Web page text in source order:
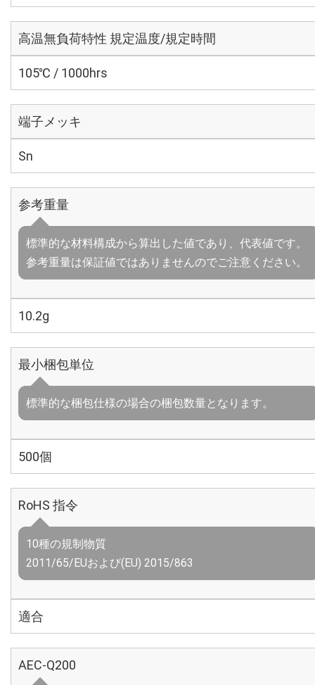
高温無負荷特性 規定温度/規定時間
105℃ / 1000hrs
端子メッキ
Sn
参考重量
標準的な材料構成から算出した値であり、代表値です。
参考重量は保証値ではありませんのでご注意ください。
10.2g
最小梱包単位
標準的な梱包仕様の場合の梱包数量となります。
500個
RoHS 指令
10種の規制物質
2011/65/EUおよび(EU) 2015/863
適合
AEC-Q200